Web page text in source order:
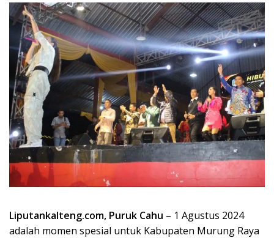
Liputankalteng.com, Puruk Cahu – 1 Agustus 2024
adalah momen spesial untuk Kabupaten Murung Raya